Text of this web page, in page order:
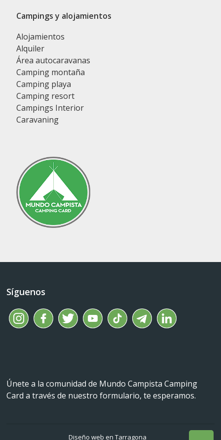
Campings y alojamientos
Alojamientos
Alquiler
Área autocaravanas
Camping montaña
Camping playa
Camping resort
Campings Interior
Caravaning
Síguenos
Únete a la comunidad de Mundo Campista Camping
Card a través de nuestro formulario, te esperamos.
Diseño web en Tarragona